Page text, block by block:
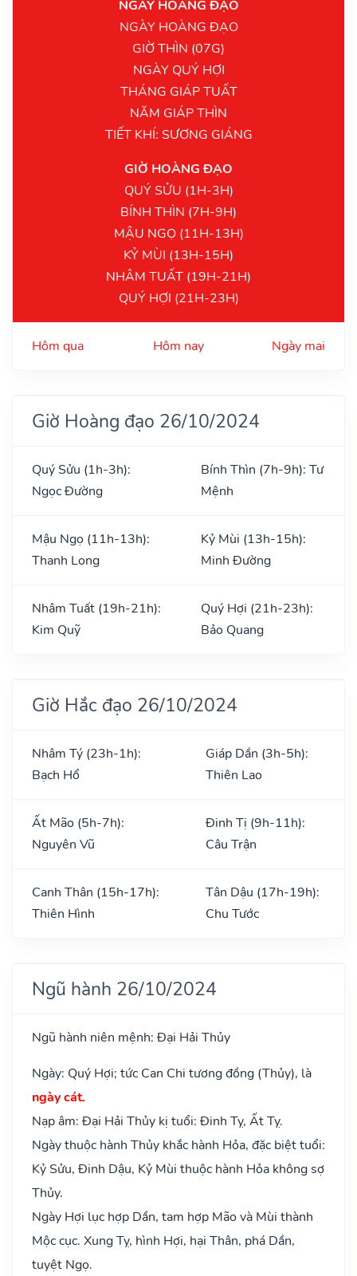
NGÀY HOÀNG ĐẠO
NGÀY HOÀNG ĐẠO
GIỜ THÌN (07G)
NGÀY QUÝ HỢI
THÁNG GIÁP TUẤT
NĂM GIÁP THÌN
TIẾT KHÍ: SƯƠNG GIÁNG
GIỜ HOÀNG ĐẠO
QUÝ SỬU (1H-3H)
BÍNH THÌN (7H-9H)
MẬU NGỌ (11H-13H)
KỶ MÙI (13H-15H)
NHÂM TUẤT (19H-21H)
QUÝ HỢI (21H-23H)
Hôm qua Hôm nay Ngày mai
Giờ Hoàng đạo 26/10/2024
Quý Sửu (1h-3h):
Ngọc Đường
Bính Thìn (7h-9h): Tư
Mệnh
Mậu Ngọ (11h-13h):
Thanh Long
Kỷ Mùi (13h-15h):
Minh Đường
Nhâm Tuất (19h-21h):
Kim Quỹ
Quý Hợi (21h-23h):
Bảo Quang
Giờ Hắc đạo 26/10/2024
Nhâm Tý (23h-1h):
Bạch Hổ
Giáp Dần (3h-5h):
Thiên Lao
Ất Mão (5h-7h):
Nguyên Vũ
Đinh Tị (9h-11h):
Câu Trận
Canh Thân (15h-17h):
Thiên Hình
Tân Dậu (17h-19h):
Chu Tước
Ngũ hành 26/10/2024
Ngũ hành niên mệnh: Đại Hải Thủy
Ngày: Quý Hợi; tức Can Chi tương đồng (Thủy), là
ngày cát.
Nạp âm: Đại Hải Thủy kị tuổi: Đinh Tỵ, Ất Tỵ.
Ngày thuộc hành Thủy khắc hành Hỏa, đặc biệt tuổi:
Kỷ Sửu, Đinh Dậu, Kỷ Mùi thuộc hành Hỏa không sợ
Thủy.
Ngày Hợi lục hợp Dần, tam hợp Mão và Mùi thành
Mộc cục. Xung Tỵ, hình Hợi, hại Thân, phá Dần,
tuyệt Ngọ.